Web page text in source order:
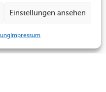
Einstellungen ansehen
Impressum